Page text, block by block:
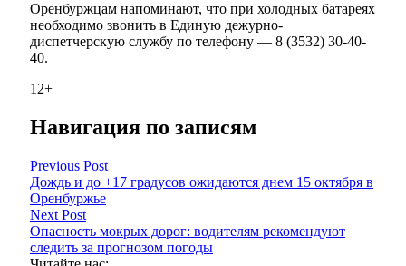
Оренбуржцам напоминают, что при холодных батареях
необходимо звонить в Единую дежурно-
диспетчерскую службу по телефону — 8 (3532) 30-40-
40.
12+
Навигация по записям
Previous Post
Дождь и до +17 градусов ожидаются днем 15 октября в
Оренбуржье
Next Post
Опасность мокрых дорог: водителям рекомендуют
следить за прогнозом погоды